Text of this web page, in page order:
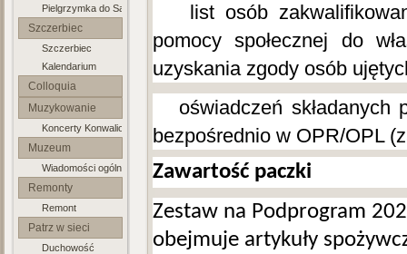
Pielgrzymka do Santiago
Szczerbiec
Szczerbiec
Kalendarium
Colloquia
Lubuskie
Muzykowanie
Koncerty Konwaliowe
Muzeum
Parafialne
Wiadomości ogólne
Remonty
Remont
Patrz w sieci
Duchowość
list osób
pomocy społecznej do
uzyskania zgody osób
oświadczeń
bezpośrednio w OPR/OPL
Zawartość paczki
Zestaw na Podprogram
obejmuje artykuły